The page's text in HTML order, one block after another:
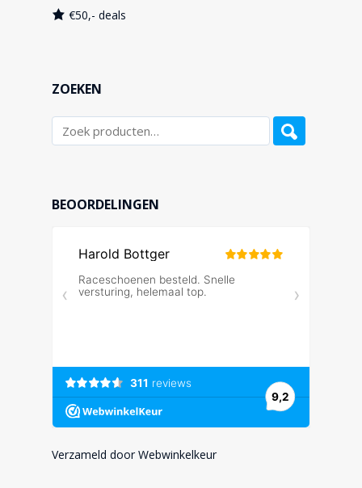
€50,- deals
ZOEKEN
BEOORDELINGEN
Verzameld door Webwinkelkeur